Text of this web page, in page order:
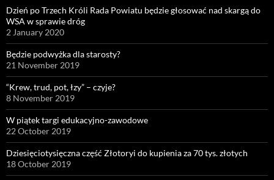
Dzień po Trzech Króli Rada Powiatu będzie głosować nad skargą do
WSA w sprawie dróg
2 January 2020
Będzie podwyżka dla starosty?
21 November 2019
“Krew, trud, pot, łzy” – czyje?
8 November 2019
W piątek targi edukacyjno-zawodowe
22 October 2019
Dziesięciotysięczna część Złotoryi do kupienia za 70 tys. złotych
18 October 2019